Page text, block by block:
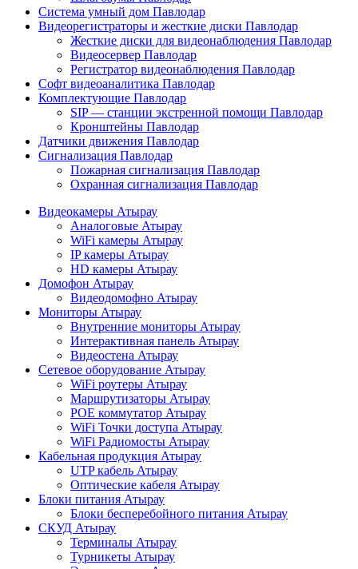
Система умный дом Павлодар
Видеорегистраторы и жесткие диски Павлодар
Жесткие диски для видеонаблюдения Павлодар
Видеосервер Павлодар
Регистратор видеонаблюдения Павлодар
Софт видеоаналитика Павлодар
Комплектующие Павлодар
SIP — станции экстренной помощи Павлодар
Кронштейны Павлодар
Датчики движения Павлодар
Сигнализация Павлодар
Пожарная сигнализация Павлодар
Охранная сигнализация Павлодар
Видеокамеры Атырау
Аналоговые Атырау
WiFi камеры Атырау
IP камеры Атырау
HD камеры Атырау
Домофон Атырау
Видеодомофно Атырау
Мониторы Атырау
Внутренние мониторы Атырау
Интерактивная панель Атырау
Видеостена Атырау
Сетевое оборудование Атырау
WiFi роутеры Атырау
Маршрутизаторы Атырау
POE коммутатор Атырау
WiFi Точки доступа Атырау
WiFi Радиомосты Атырау
Кабельная продукция Атырау
UTP кабель Атырау
Оптические кабеля Атырау
Блоки питания Атырау
Блоки бесперебойного питания Атырау
СКУД Атырау
Терминалы Атырау
Турникеты Атырау